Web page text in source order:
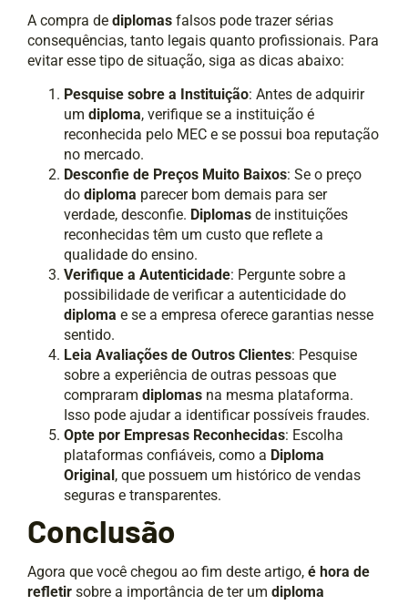
A compra de diplomas falsos pode trazer sérias
consequências, tanto legais quanto profissionais. Para
evitar esse tipo de situação, siga as dicas abaixo:
Pesquise sobre a Instituição: Antes de adquirir
um diploma, verifique se a instituição é
reconhecida pelo MEC e se possui boa reputação
no mercado.
Desconfie de Preços Muito Baixos: Se o preço
do diploma parecer bom demais para ser
verdade, desconfie. Diplomas de instituições
reconhecidas têm um custo que reflete a
qualidade do ensino.
Verifique a Autenticidade: Pergunte sobre a
possibilidade de verificar a autenticidade do
diploma e se a empresa oferece garantias nesse
sentido.
Leia Avaliações de Outros Clientes: Pesquise
sobre a experiência de outras pessoas que
compraram diplomas na mesma plataforma.
Isso pode ajudar a identificar possíveis fraudes.
Opte por Empresas Reconhecidas: Escolha
plataformas confiáveis, como a Diploma
Original, que possuem um histórico de vendas
seguras e transparentes.
Conclusão
Agora que você chegou ao fim deste artigo, é hora de
refletir sobre a importância de ter um diploma